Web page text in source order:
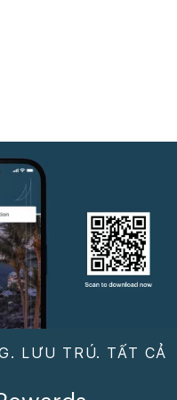
LƯU TRÚ. TẤT CẢ